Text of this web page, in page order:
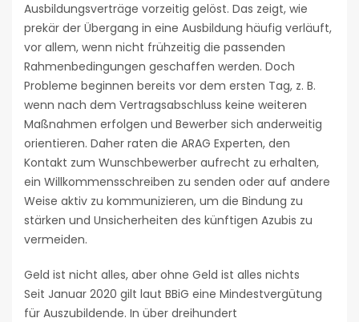
Ausbildungsverträge vorzeitig gelöst. Das zeigt, wie
prekär der Übergang in eine Ausbildung häufig verläuft,
vor allem, wenn nicht frühzeitig die passenden
Rahmenbedingungen geschaffen werden. Doch
Probleme beginnen bereits vor dem ersten Tag, z. B.
wenn nach dem Vertragsabschluss keine weiteren
Maßnahmen erfolgen und Bewerber sich anderweitig
orientieren. Daher raten die ARAG Experten, den
Kontakt zum Wunschbewerber aufrecht zu erhalten,
ein Willkommensschreiben zu senden oder auf andere
Weise aktiv zu kommunizieren, um die Bindung zu
stärken und Unsicherheiten des künftigen Azubis zu
vermeiden.
Geld ist nicht alles, aber ohne Geld ist alles nichts
Seit Januar 2020 gilt laut BBiG eine Mindestvergütung
für Auszubildende. In über dreihundert